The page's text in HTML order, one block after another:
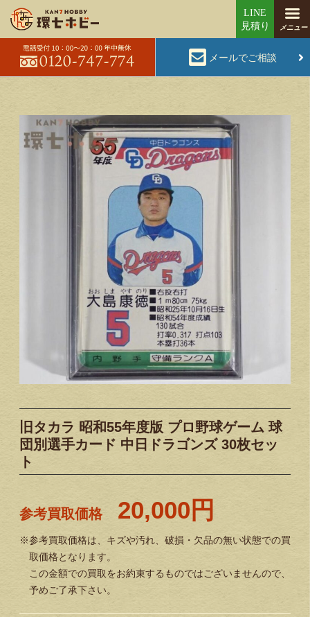
メールでご相談
旧タカラ 昭和55年度版 プロ野球ゲーム 球
団別選手カード 中日ドラゴンズ 30枚セッ
ト
参考買取価格 20,000円
※参考買取価格は、キズや汚れ、破損・欠品の無い状態での買
取価格となります。
この金額での買取をお約束するものではございませんので、
予めご了承下さい。